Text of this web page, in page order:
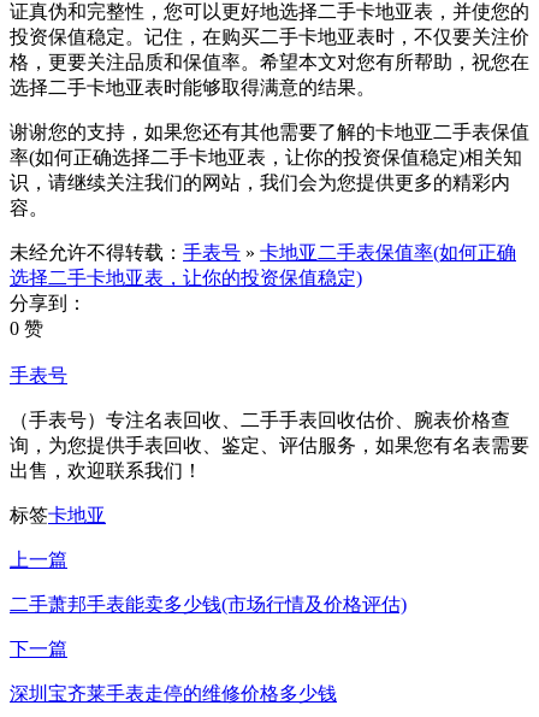
证真伪和完整性，您可以更好地选择二手卡地亚表，并使您的
投资保值稳定。记住，在购买二手卡地亚表时，不仅要关注价
格，更要关注品质和保值率。希望本文对您有所帮助，祝您在
选择二手卡地亚表时能够取得满意的结果。
谢谢您的支持，如果您还有其他需要了解的卡地亚二手表保值
率(如何正确选择二手卡地亚表，让你的投资保值稳定)相关知
识，请继续关注我们的网站，我们会为您提供更多的精彩内
容。
未经允许不得转载： 手表号 » 卡地亚二手表保值率(如何正确
选择二手卡地亚表，让你的投资保值稳定)
分享到：
0 赞
手表号
（手表号）专注名表回收、二手手表回收估价、腕表价格查
询，为您提供手表回收、鉴定、评估服务，如果您有名表需要
出售，欢迎联系我们！
标签卡地亚
上一篇
二手萧邦手表能卖多少钱(市场行情及价格评估)
下一篇
深圳宝齐莱手表走停的维修价格多少钱